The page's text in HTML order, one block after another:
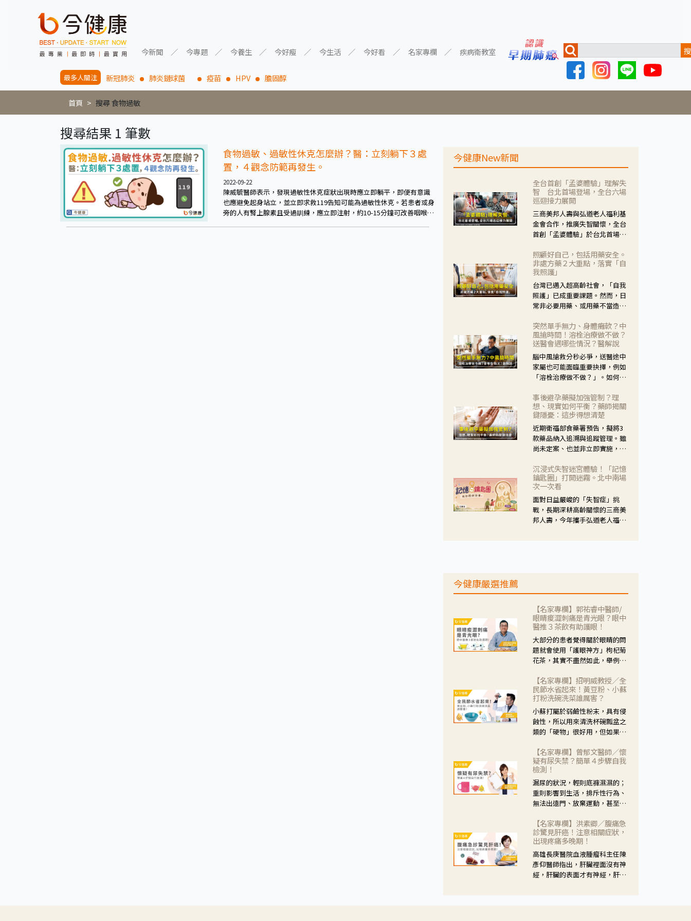
今新聞 今專題 今養生 今好瘦 今生活 今好看 名家專欄 疾病衛教室
最多人關注 新冠肺炎 肺炎鏈球菌 疫苗 HPV 膽固醇
首頁 搜尋 食物過敏
搜尋結果 1 筆數
食物過敏、過敏性休克怎麼辦？醫：立刻躺下３處
置，４觀念防範再發生。
2022-09-22
陳威毓醫師表示，發現過敏性休克症狀出現時應立即躺平，即便有意識
也應避免起身站立，並立即求救119告知可能為過敏性休克。若患者或身
旁的人有腎上腺素且受過訓練，應立即注射，約10-15分鐘可改善咽喉腫
今健康New新聞
全台首創「孟婆體驗」理解失
智 台北首場登場，全台六場
巡迴接力展開
三商美邦人壽與弘道老人福利基
金會合作，推廣失智關懷，全台
首創「孟婆體驗」於台北首場實
模式，用結合情境互動等豐富活
動，將抽象的失智轉化為可感
受、可討論的生活情境，並引導
民眾在家人開始出現改變時，以
理解取代責備、以耐心回應不
安。
照顧好自己，包括用藥安全。
非處方藥２大重點，落實「自
我照護」
台灣已邁入超高齡社會，「自我
照護」已成重要課題。然而，日
常非必要用藥、或用藥不當造成
在重要。社團法人台灣自我照護
產業協會 提出「非處方藥正確使
用」與「藥師給力」，鼓勵民眾
建立安全且正確的自我照護習
慣。
突然單手無力、身體癱軟？中
風搶時間！溶栓治療做不做？
送醫會遇哪些情況？醫解說
腦中風搶救分秒必爭，送醫途中
家屬也可能面臨重要抉擇，例如
「溶栓治療做不做？」。如何搶
會理事長陳龍醫師解說！
事後避孕藥擬加強管制？理
想、現實如何平衡？藥師揭關
鍵隱憂：這步得想清楚
近期衛福部食藥署預告，擬將3
款藥品納入追溯與追蹤管理。雖
尚未定案、也並非立即實施，不
人杰藥師表示，這三款藥物目
的、作用、風險各有不同，管制
與否所帶來的後許影響也不同，
可先了解其特性。
沉浸式失智迷宮體驗！「記憶
鑰匙圈」打開迷霧。北中南場
次一次看
面對日益嚴峻的「失智症」挑
戰，長期深耕高齡關懷的三商美
邦人壽，今年攜手弘道老人福利
生活挑戰。
今健康嚴選推薦
【名家專欄】郭祐睿中醫師/
眼睛痠澀刺痛是青光眼？眼中
醫推３茶飲有助護眼！
大部分的患者覺得關於眼睛的問
題就會使用「護眼神方」枸杞菊
花茶，其實不盡然如此，舉例來
紅、眼睛痛、眼屎多而且顏色
黃，當然就可以使用枸杞菊花
茶，但是枸杞的劑量要少，菊花
的劑量要多；若是有以上症狀以
外，眼睛還會有灼熱感，眼屎多
到會「牽絲」，也就是水樣分泌
了，這時候就要使用菊花、金銀
花來治療；假如單純的眼睛乾
澀，結膜沒有紅，眼睛周圍沒有
眼屎，這種情況是屬於「陰
虛」，就可以使用枸杞、蓮藕、
麥門冬、山藥等比較滋潤的藥
【名家專欄】招明威教授／全
民節水省起來！黃豆粉、小蘇
打粉洗碗洗菜誰厲害？
小蘇打屬於弱鹼性粉末，具有侵
蝕性，所以用來清洗杯碗瓢盆之
類的「硬物」很好用，但如果用
特別注意用法用量，使用過多或
是浸泡太久，容易腐蝕蔬菜的纖
維，讓菜軟掉不清脆。
【名家專欄】曾郁文醫師／懷
疑有尿失禁？簡單４步驟自我
檢測！
漏尿的狀況，輕則底褲濕濕的；
重則影響到生活，排斥性行為、
無法出遠門、放棄運動，甚至怕
禁」的症狀，長期下來不敢與朋
友往來，低潮陰霾造成憂鬱症。
【名家專欄】洪素卿／腹痛急
診驚見肝癌！注意相關症狀，
出現疼痛多晚期！
高雄長庚醫院血液腫瘤科主任陳
彥仰醫師指出，肝臟裡面沒有神
經，肝臟的表面才有神經，肝臟